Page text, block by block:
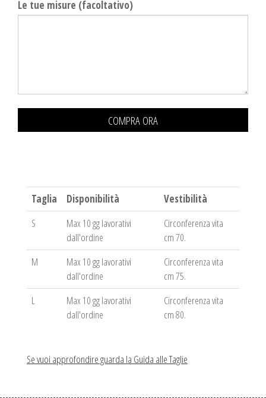
Le tue misure (facoltativo)
COMPRA ORA
Taglia Disponibilità
Vestibilità
S
Max 10 gg lavorativi
dall'ordine
Circonferenza vita
cm 70.
M
Max 10 gg lavorativi
dall'ordine
Circonferenza vita
cm 75.
L
Max 10 gg lavorativi
dall'ordine
Circonferenza vita
cm 80.
Se vuoi approfondire guarda la Guida alle Taglie